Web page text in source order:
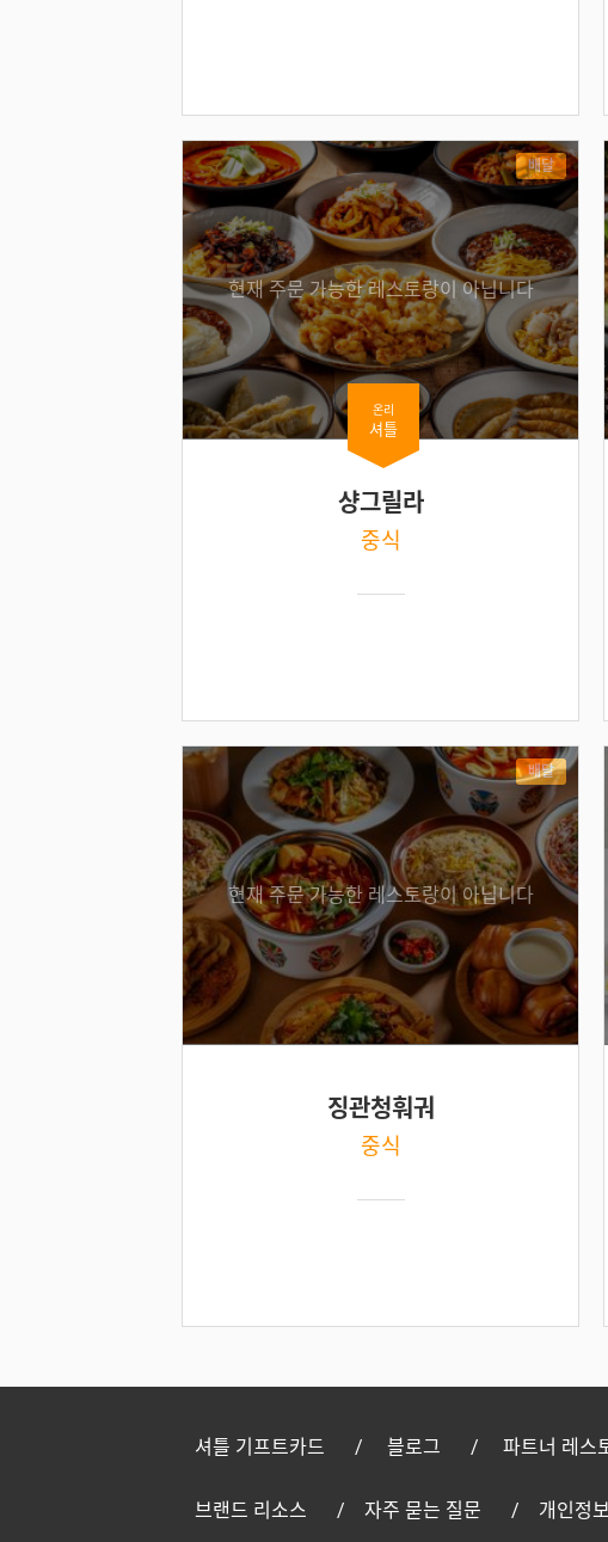
배달
현재 주문 가능한 레스토랑이 아닙니다
온리
셔틀
샹그릴라
중식
배달
현재 주문 가능한 레스토랑이 아닙니다
징관청훠궈
중식
셔틀 기프트카드 블로그 파트너 레스
브랜드 리소스 자주 묻는 질문 개인정